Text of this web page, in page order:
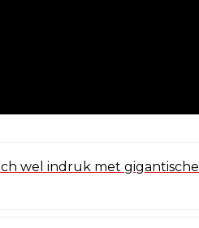
wel indruk met gigantische